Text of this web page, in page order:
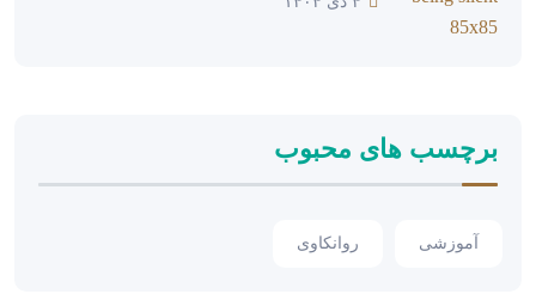
برچسب های محبوب
آموزشی روانکاوی